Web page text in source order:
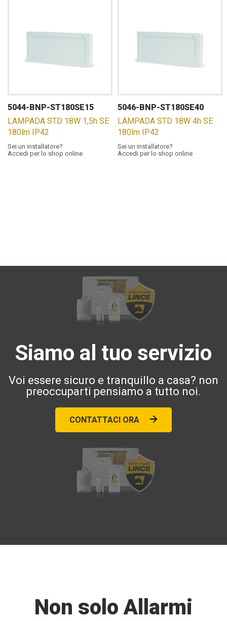
5044-BNP-ST180SE15
LAMPADA STD 18W 1,5h SE
180lm IP42
Sei un installatore?
Accedi per lo shop online
5046-BNP-ST180SE40
LAMPADA STD 18W 4h SE
180lm IP42
Sei un installatore?
Accedi per lo shop online
Siamo al tuo servizio
Voi essere sicuro e tranquillo a casa? non
preoccuparti pensiamo a tutto noi.
CONTATTACI ORA
Non solo Allarmi